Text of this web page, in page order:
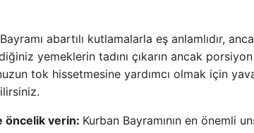
abartılı kutlamalarla eş anlamlıdır,
yemeklerin tadını çıkarın ancak
tok hissetmesine yardımcı olmak için
öncelik verin: Kurban Bayramının en önemli